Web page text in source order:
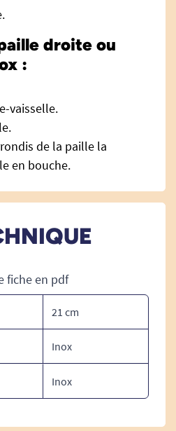
droite ou
:
vaisselle.
de la paille la
en bouche.
fiche en pdf
21 cm
Inox
Inox